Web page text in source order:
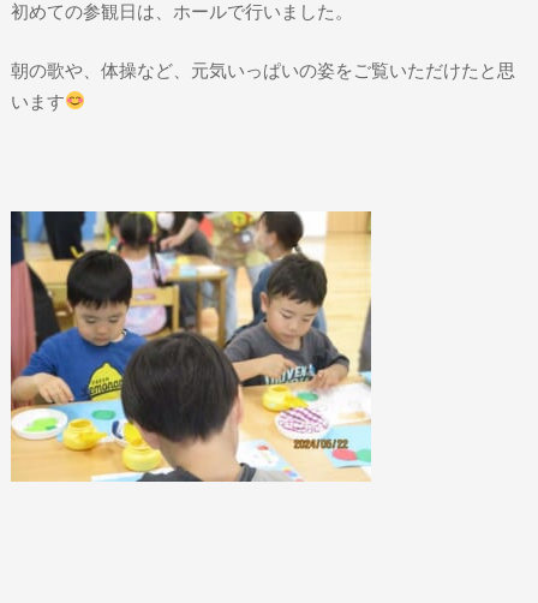
初めての参観日は、ホールで行いました。
朝の歌や、体操など、元気いっぱいの姿をご覧いただけたと思
います